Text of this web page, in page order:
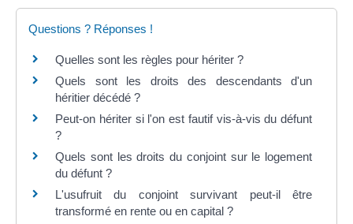
Questions ? Réponses !
Quelles sont les règles pour hériter ?
Quels sont les droits des descendants d'un
héritier décédé ?
Peut-on hériter si l'on est fautif vis-à-vis du défunt
?
Quels sont les droits du conjoint sur le logement
du défunt ?
L'usufruit du conjoint survivant peut-il être
transformé en rente ou en capital ?